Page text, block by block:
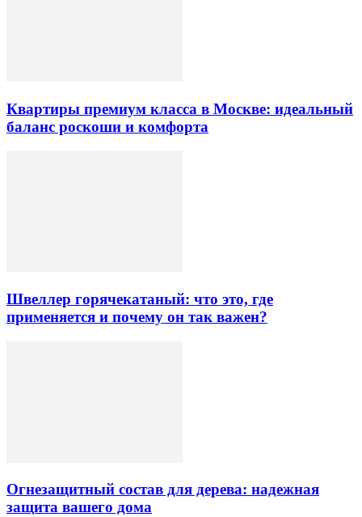
Квартиры премиум класса в Москве: идеальный
баланс роскоши и комфорта
Швеллер горячекатаный: что это, где
применяется и почему он так важен?
Огнезащитный состав для дерева: надежная
защита вашего дома